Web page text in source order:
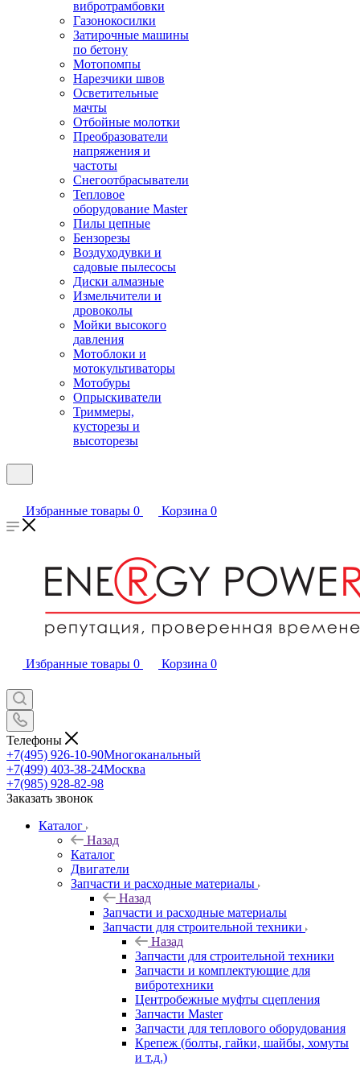
вибротрамбовки
Газонокосилки
Затирочные машины
по бетону
Мотопомпы
Нарезчики швов
Осветительные
мачты
Отбойные молотки
Преобразователи
напряжения и
частоты
Снегоотбрасыватели
Тепловое
оборудование Master
Пилы цепные
Бензорезы
Воздуходувки и
садовые пылесосы
Диски алмазные
Измельчители и
дровоколы
Мойки высокого
давления
Мотоблоки и
мотокультиваторы
Мотобуры
Опрыскиватели
Триммеры,
кусторезы и
высоторезы
Избранные товары 0 Корзина 0
Избранные товары 0 Корзина 0
Телефоны
+7(495) 926-10-90Многоканальный
+7(499) 403-38-24Москва
+7(985) 928-82-98
Заказать звонок
Каталог
Назад
Каталог
Двигатели
Запчасти и расходные материалы
Назад
Запчасти и расходные материалы
Запчасти для строительной техники
Назад
Запчасти для строительной техники
Запчасти и комплектующие для
вибротехники
Центробежные муфты сцепления
Запчасти Master
Запчасти для теплового оборудования
Крепеж (болты, гайки, шайбы, хомуты
и т.д.)